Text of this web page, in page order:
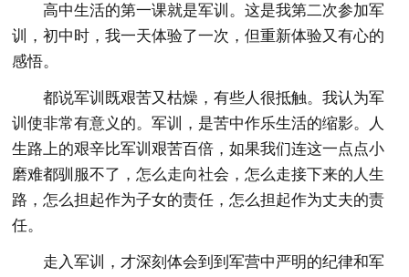
高中生活的第一课就是军训。这是我第二次参加军
训，初中时，我一天体验了一次，但重新体验又有心的
感悟。
都说军训既艰苦又枯燥，有些人很抵触。我认为军
训使非常有意义的。军训，是苦中作乐生活的缩影。人
生路上的艰辛比军训艰苦百倍，如果我们连这一点点小
磨难都驯服不了，怎么走向社会，怎么走接下来的人生
路，怎么担起作为子女的责任，怎么担起作为丈夫的责
任。
走入军训，才深刻体会到到军营中严明的纪律和军